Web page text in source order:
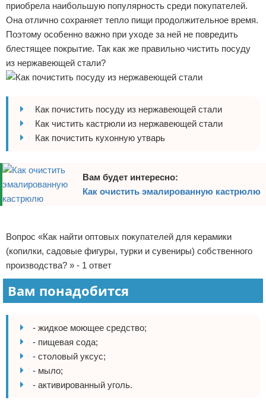
Дизайн квартиры
Посуда
Ремонт
Ремонт дачи
Ремонт квартиры
Инструменты
Ванная
Коммунальные услуги
Безопасность
Стройматериалы
Размещение рекламы
Для правообладателей
Условия предоставления информации
приобрела наибольшую популярность среди покупателей.
Она отлично сохраняет тепло пищи продолжительное время.
Поэтому особенно важно при уходе за ней не повредить
блестящее покрытие. Так как же правильно чистить посуду
из нержавеющей стали?
Как почистить посуду из нержавеющей стали
Как чистить кастрюли из нержавеющей стали
Как почистить кухонную утварь
Вам будет интересно:
Как очистить эмалированную кастрюлю
Вопрос «Как найти оптовых покупателей для керамики
(копилки, садовые фигуры, турки и сувениры) собственного
производства? » - 1 ответ
Вам понадобится
- жидкое моющее средство;
- пищевая сода;
- столовый уксус;
- мыло;
- активированный уголь.